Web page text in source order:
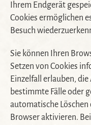
Ihrem Endgerät
Cookies ermöglichen
Besuch
Sie können Ihren
Setzen von Cookies
Einzelfall erlauben,
bestimmte Fälle oder
automatische Löschen
Browser aktivieren.